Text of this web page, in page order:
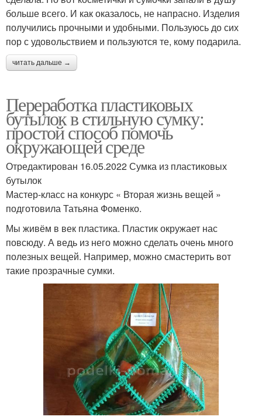
больше всего. И как оказалось, не напрасно. Изделия
получились прочными и удобными. Пользуюсь до сих
пор с удовольствием и пользуются те, кому подарила.
читать дальше →
Переработка пластиковых
бутылок в стильную сумку:
простой способ помочь
окружающей среде
Отредактирован 16.05.2022 Сумка из пластиковых
бутылок
Мастер-класс на конкурс « Вторая жизнь вещей »
подготовила Татьяна Фоменко.
Мы живём в век пластика. Пластик окружает нас
повсюду. А ведь из него можно сделать очень много
полезных вещей. Например, можно смастерить вот
такие прозрачные сумки.